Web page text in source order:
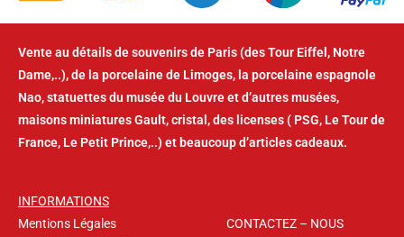
Vente au détails de souvenirs de Paris (des Tour Eiffel, Notre
Dame,..), de la porcelaine de Limoges, la porcelaine espagnole
Nao, statuettes du musée du Louvre et d’autres musées,
maisons miniatures Gault, cristal, des licenses ( PSG, Le Tour de
France, Le Petit Prince,..) et beaucoup d’articles cadeaux.
INFORMATIONS
Mentions Légales
CONTACTEZ – NOUS